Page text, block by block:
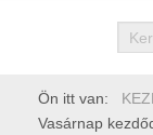
Ön itt van:
Vasárnap